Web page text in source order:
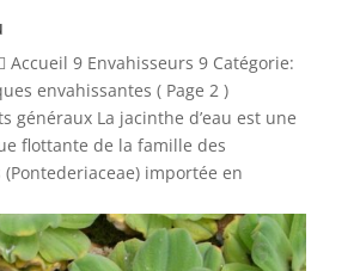
Accueil 9 Envahisseurs 9 Catégorie:
envahissantes ( Page 2 )
généraux La jacinthe d’eau est une
flottante de la famille des
(Pontederiaceae) importée en